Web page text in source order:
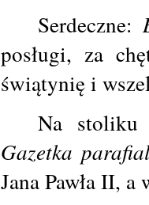
Serdeczne:
posługi, za
świątynię i
Na
Gazetka
Jana Pawła II,